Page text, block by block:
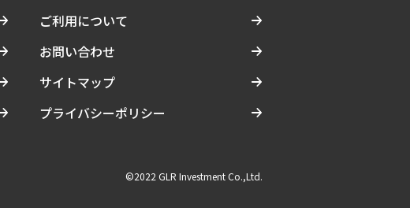
ご利用について
お問い合わせ
サイトマップ
プライバシーポリシー
©2022 GLR Investment Co.,Ltd.